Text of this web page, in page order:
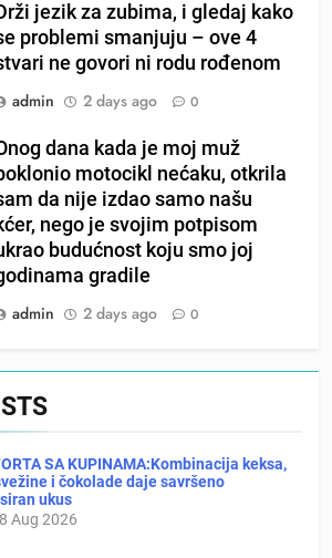
jezik za zubima, i gledaj kako
problemi smanjuju – ove 4
ne govori ni rodu rođenom
admin
2 days ago 0
dana kada je moj muž
motocikl nećaku, otkrila
da nije izdao samo našu
nego je svojim potpisom
budućnost koju smo joj
gradile
admin
2 days ago 0
SA KUPINAMA:Kombinacija keksa,
i čokolade daje savršeno
ukus
Aug 2026